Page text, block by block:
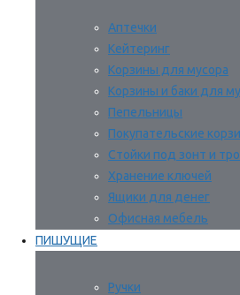
Аптечки
Кейтеринг
Корзины для мусора
Корзины и баки для
Пепельницы
Покупательские
Стойки под зонт и
Хранение ключей
Ящики для денег
Офисная мебель
ПИШУЩИЕ
Ручки